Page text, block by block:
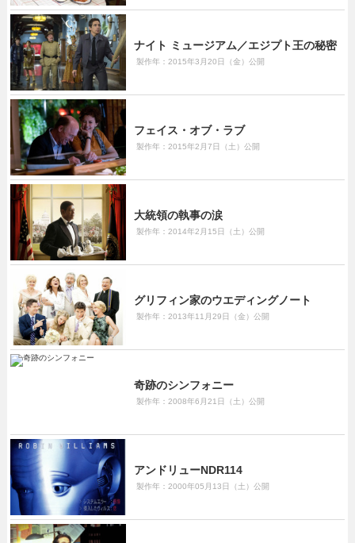
ナイト ミュージアム／エジプト王の秘密
製作年：2015年3月20日（金）公開
フェイス・オブ・ラブ
製作年：2015年2月7日（土）公開
大統領の執事の涙
製作年：2014年2月15日（土）公開
グリフィン家のウエディングノート
製作年：2013年11月29日（金）公開
奇跡のシンフォニー
製作年：2008年6月21日（土）公開
アンドリューNDR114
製作年：2000年05月13日（土）公開